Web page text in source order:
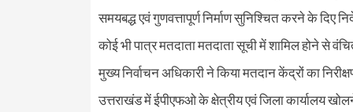
समयबद्ध एवं गुणवत्तापूर्ण निर्माण सुनिश्चित करने के दिए
कोई भी पात्र मतदाता मतदाता सूची में शामिल होने से
मुख्य निर्वाचन अधिकारी ने किया मतदान केंद्रों का
उत्तराखंड में ईपीएफओ के क्षेत्रीय एवं जिला कार्यालय